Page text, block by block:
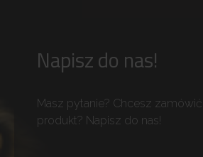
Napisz do nas!
Masz pytanie? Chcesz zamówić
produkt? Napisz do nas!